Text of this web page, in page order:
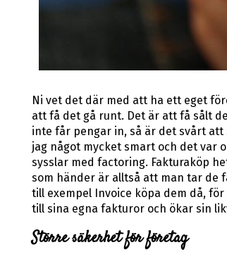
Ni vet det där med att ha ett eget
att få det gå runt. Det är att få sålt
inte får pengar in, så är det svårt
jag något mycket smart och det var
sysslar med factoring. Fakturaköp
som händer är alltså att man tar de
till exempel Invoice köpa dem då,
till sina egna fakturor och ökar sin
Större säkerhet för företag